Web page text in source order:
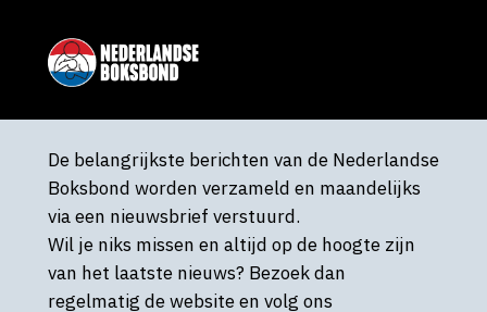
De belangrijkste berichten van de Nederlandse
Boksbond worden verzameld en maandelijks
via een nieuwsbrief verstuurd.
Wil je niks missen en altijd op de hoogte zijn
van het laatste nieuws? Bezoek dan
regelmatig de website en volg ons